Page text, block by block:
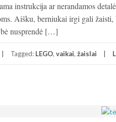
instrukcija ar nerandamos
Aišku, berniukai irgi gali
nusprendė […]
Tagged: LEGO, vaikai, žaislai